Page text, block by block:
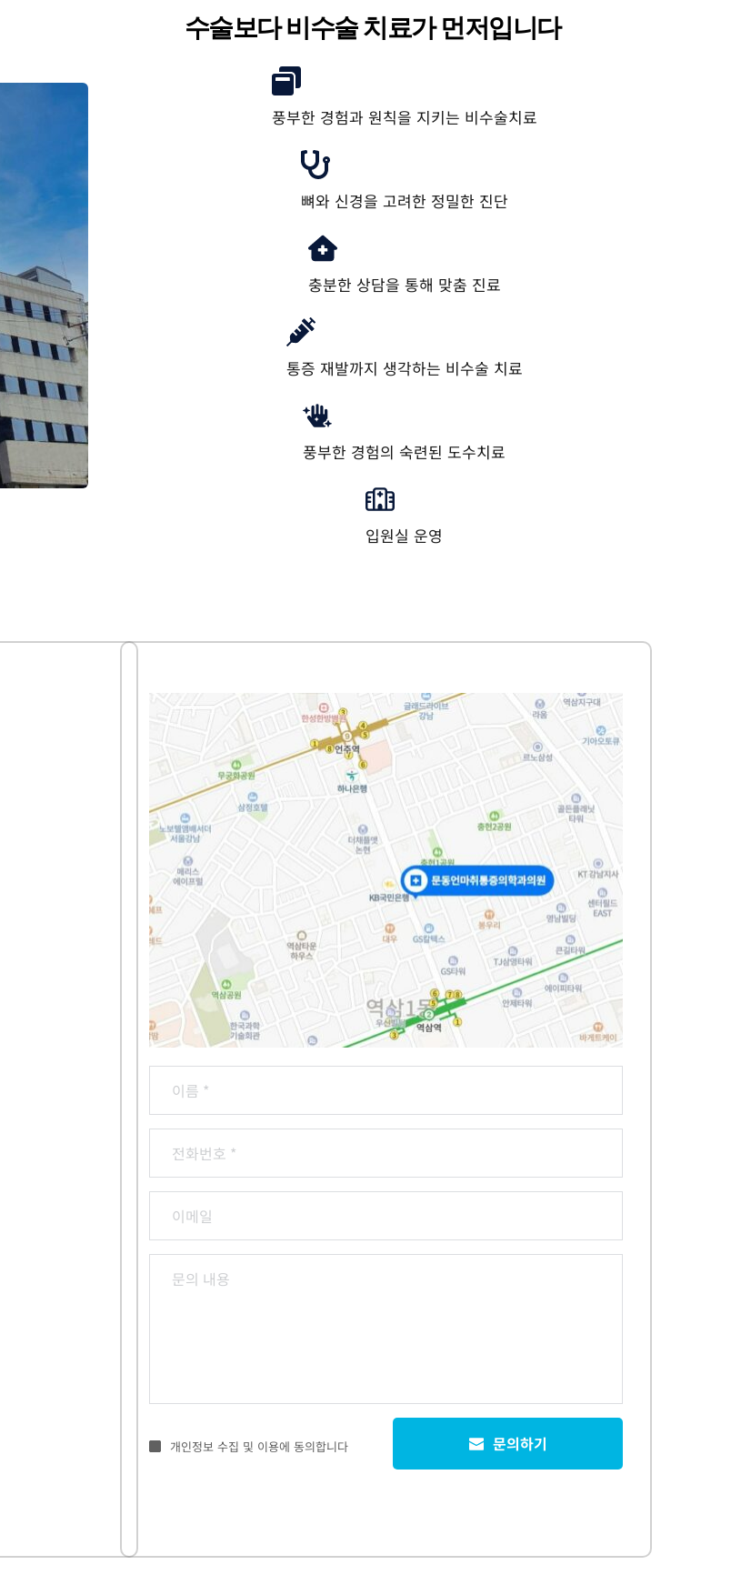
수술보다 비수술 치료가 먼저입니다
풍부한 경험과 원칙을 지키는 비수술치료
뼈와 신경을 고려한 정밀한 진단
충분한 상담을 통해 맞춤 진료
통증 재발까지 생각하는 비수술 치료
풍부한 경험의 숙련된 도수치료
입원실 운영
개인정보 수집 및 이용에 동의합니다 문의하기